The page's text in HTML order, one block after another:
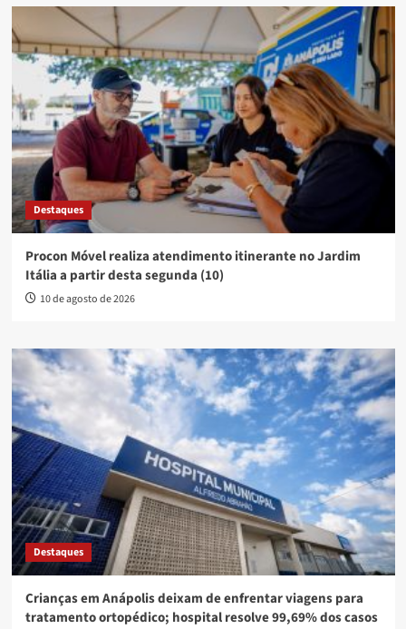
Destaques
Procon Móvel realiza atendimento itinerante no Jardim
Itália a partir desta segunda (10)
10 de agosto de 2026
Destaques
Crianças em Anápolis deixam de enfrentar viagens para
tratamento ortopédico; hospital resolve 99,69% dos casos